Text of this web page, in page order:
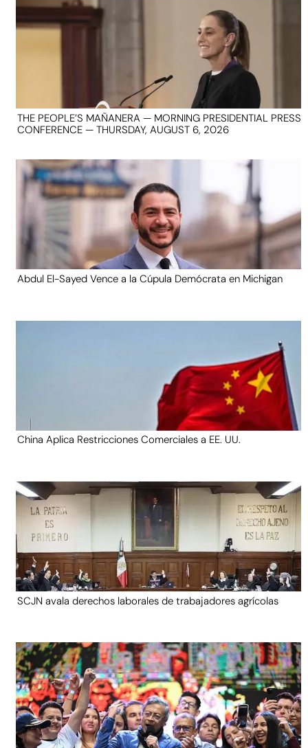
THE PEOPLE’S MAÑANERA — MORNING PRESIDENTIAL PRESS
CONFERENCE — THURSDAY, AUGUST 6, 2026
Abdul El-Sayed Vence a la Cúpula Demócrata en Michigan
China Aplica Restricciones Comerciales a EE. UU.
SCJN avala derechos laborales de trabajadores agrícolas